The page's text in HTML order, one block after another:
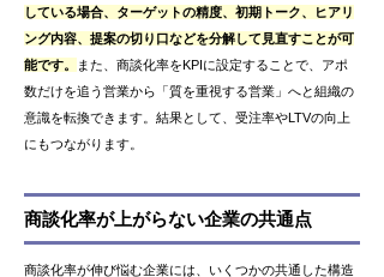
している場合、ターゲットの精度、初期トーク、ヒアリ
ング内容、提案の切り口などを分解して見直すことが可
能です。
また、商談化率をKPIに設定することで、アポ
数だけを追う営業から「質を重視する営業」へと組織の
意識を転換できます。結果として、受注率やLTVの向上
にもつながります。
商談化率が上がらない企業の共通点
商談化率が伸び悩む企業には、いくつかの共通した構造